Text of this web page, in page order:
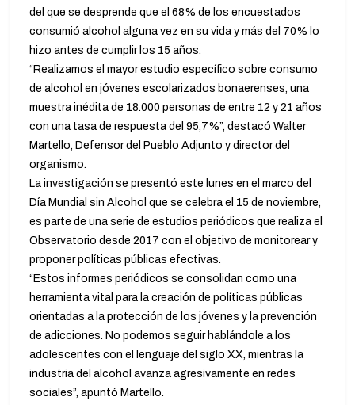
del que se desprende que el 68% de los encuestados
consumió alcohol alguna vez en su vida y más del 70% lo
hizo antes de cumplir los 15 años.
“Realizamos el mayor estudio específico sobre consumo
de alcohol en jóvenes escolarizados bonaerenses, una
muestra inédita de 18.000 personas de entre 12 y 21 años
con una tasa de respuesta del 95,7%”, destacó Walter
Martello, Defensor del Pueblo Adjunto y director del
organismo.
La investigación se presentó este lunes en el marco del
Día Mundial sin Alcohol que se celebra el 15 de noviembre,
es parte de una serie de estudios periódicos que realiza el
Observatorio desde 2017 con el objetivo de monitorear y
proponer políticas públicas efectivas.
“Estos informes periódicos se consolidan como una
herramienta vital para la creación de políticas públicas
orientadas a la protección de los jóvenes y la prevención
de adicciones. No podemos seguir hablándole a los
adolescentes con el lenguaje del siglo XX, mientras la
industria del alcohol avanza agresivamente en redes
sociales”, apuntó Martello.